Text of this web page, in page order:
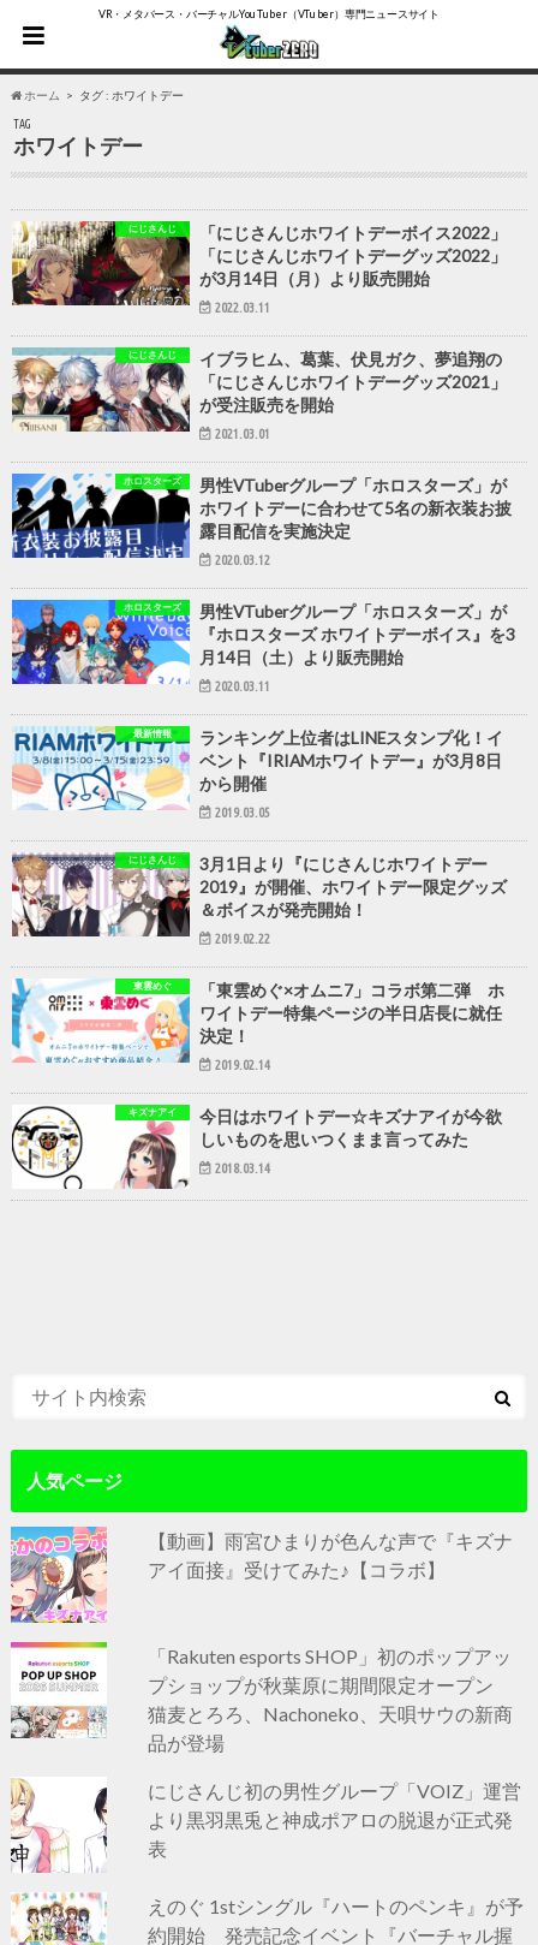
VR・メタバース・バーチャルYouTuber（VTuber）専門ニュースサイト
ホーム タグ : ホワイトデー
TAG
ホワイトデー
にじさんじ
「にじさんじホワイトデーボイス2022」
「にじさんじホワイトデーグッズ2022」
が3月14日（月）より販売開始
2022.03.11
にじさんじ
イブラヒム、葛葉、伏見ガク、夢追翔の
「にじさんじホワイトデーグッズ2021」
が受注販売を開始
2021.03.01
ホロスターズ
男性VTuberグループ「ホロスターズ」が
ホワイトデーに合わせて5名の新衣装お披
露目配信を実施決定
2020.03.12
ホロスターズ
男性VTuberグループ「ホロスターズ」が
『ホロスターズ ホワイトデーボイス』を3
月14日（土）より販売開始
2020.03.11
最新情報
ランキング上位者はLINEスタンプ化！イ
ベント『IRIAMホワイトデー』が3月8日
から開催
2019.03.05
にじさんじ
3月1日より『にじさんじホワイトデー
2019』が開催、ホワイトデー限定グッズ
＆ボイスが発売開始！
2019.02.22
東雲めぐ
「東雲めぐ×オムニ7」コラボ第二弾 ホ
ワイトデー特集ページの半日店長に就任
決定！
2019.02.14
キズナアイ
今日はホワイトデー☆キズナアイが今欲
しいものを思いつくまま言ってみた
2018.03.14
人気ページ
【動画】雨宮ひまりが色んな声で『キズナ
アイ面接』受けてみた♪【コラボ】
「Rakuten esports SHOP」初のポップアッ
プショップが秋葉原に期間限定オープン
猫麦とろろ、Nachoneko、天唄サウの新商
品が登場
にじさんじ初の男性グループ「VOIZ」運営
より黒羽黒兎と神成ポアロの脱退が正式発
表
えのぐ 1stシングル『ハートのペンキ』が予
約開始 発売記念イベント『バーチャル握